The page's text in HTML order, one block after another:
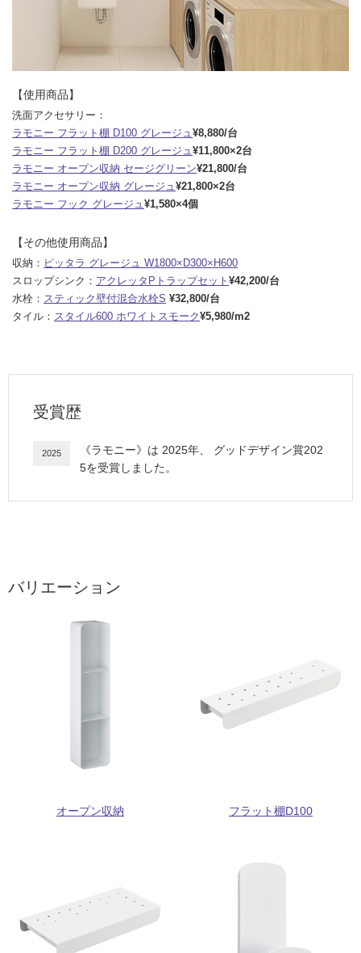
【使用商品】
洗面アクセサリー：
ラモニー フラット棚 D100 グレージュ ¥8,880/台
ラモニー フラット棚 D200 グレージュ ¥11,800×2台
ラモニー オープン収納 セージグリーン¥21,800/台
ラモニー オープン収納 グレージュ ¥21,800×2台
ラモニー フック グレージュ ¥1,580×4個
【その他使用商品】
収納： ピッタラ グレージュ W1800×D300×H600
スロップシンク： アクレッタPトラップセット ¥42,200/台
水栓： スティック壁付混合水栓S ¥32,800/台
タイル： スタイル600 ホワイトスモーク¥5,980/m2
受賞歴
2025 《ラモニー》は 2025年、 グッドデザイン賞202
5を受賞しました。
バリエーション
オープン収納 フラット棚D100